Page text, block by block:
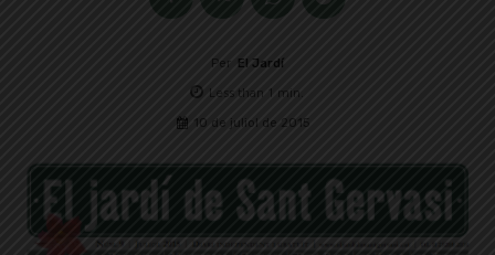
Per El Jardí
Less than 1 min.
10 de juliol de 2015